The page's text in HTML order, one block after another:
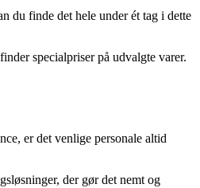
du finde det hele under ét tag i dette
specialpriser på udvalgte varer.
er det venlige personale altid
der gør det nemt og